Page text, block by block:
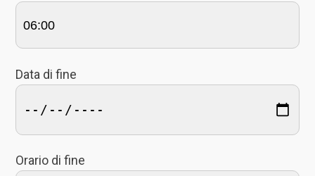
Data di fine
Orario di fine